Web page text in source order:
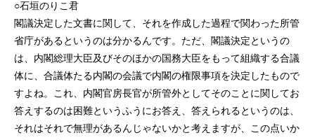
○石垣のりこ君
閣議決定した文書に関して、それを作成した過程で関わった所管
省庁があるというのは分かるんです。ただ、閣議決定というの
は、内閣総理大臣及びそのほかの国務大臣をもって組織する合議
体に、合議体たる内閣の会議で内閣の権限事項を決定したもので
すよね。これ、内閣官房長官が所管外としてそのことに関してお
答えするのは困難というふうにお答え、答えられるというのは、
それはそれで無理があるんじゃないかと考えますが、この点いか